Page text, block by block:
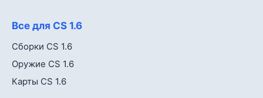
Все для CS 1.6
Сборки CS 1.6
Оружие CS 1.6
Карты CS 1.6